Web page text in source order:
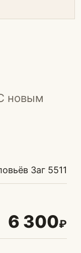
новым
Заг 5511
6 300₽